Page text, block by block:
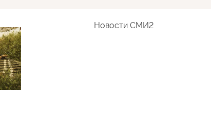
Новости СМИ2